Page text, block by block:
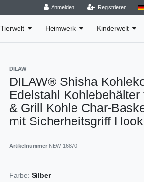
Anmelden Registrieren
Tierwelt Heimwerk Kinderwelt
DILAW
DILAW® Shisha
Edelstahl
& Grill Kohle Char-
mit Sicherheitsgriff
Artikelnummer NEW-16870
Farbe: Silber